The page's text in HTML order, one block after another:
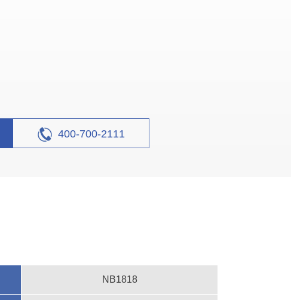
400-700-2111
NB1818